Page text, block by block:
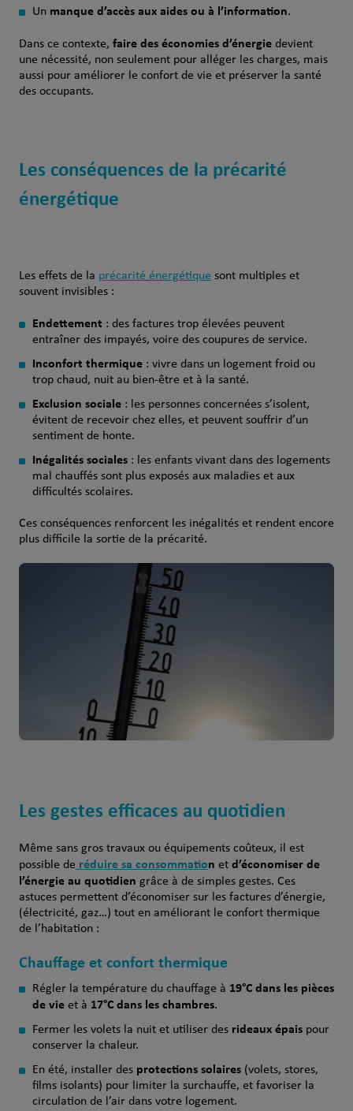
Un manque d’accès aux aides ou à l’information.
Dans ce contexte, faire des économies d’énergiedevient
une nécessité, non seulement pour alléger les charges, mais
aussi pour améliorer le confort de vie et préserver la santé
des occupants.
Les conséquences de la précarité
énergétique
Les effets de la précarité énergétique sont multiples et
souvent invisibles :
Endettement : des factures trop élevées peuvent
entraîner des impayés, voire des coupures de service.
Inconfort thermique: vivre dans un logement froid ou
trop chaud, nuit au bien-être et à la santé.
Exclusion sociale: les personnes concernées s’isolent,
évitent de recevoir chez elles, et peuvent souffrir d’un
sentiment de honte.
Inégalités sociales: les enfants vivant dans des logements
mal chauffés sont plus exposés aux maladies et aux
difficultés scolaires.
Ces conséquences renforcent les inégalités et rendent encore
plus difficile la sortie de la précarité.
Les gestes efficaces au quotidien
Même sans gros travaux ou équipements coûteux, il est
possible de réduire sa consommation et d’économiser de
l’énergie au quotidien grâce à de simples gestes. Ces
astuces permettent d’économiser sur les factures d’énergie,
(électricité, gaz…) tout en améliorant le confort thermique
de l’habitation :
Chauffage et confort thermique
Régler la température du chauffage à 19°C dans les pièces
de vieet à 17°C dans les chambres.
Fermer les volets la nuit et utiliser des rideaux épaispour
conserver la chaleur.
En été, installer des protections solaires(volets, stores,
films isolants) pour limiter la surchauffe, et favoriser la
circulation de l’air dans votre logement.